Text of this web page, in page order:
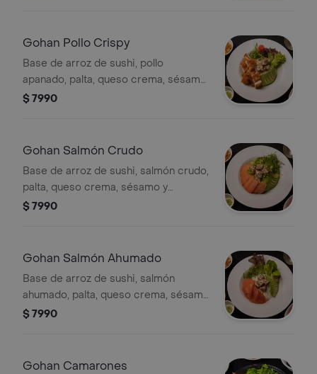
Gohan Pollo Crispy
Base de arroz de sushi, pollo
apanado, palta, queso crema, sésamo
y cebollín. Elige con qué salsa lo
$ 7990
Gohan Salmón Crudo
Base de arroz de sushi, salmón crudo,
palta, queso crema, sésamo y
cebollín. Elige con qué salsa lo
$ 7990
Gohan Salmón Ahumado
Base de arroz de sushi, salmón
ahumado, palta, queso crema, sésamo
y cebollín. Elige con qué salsa lo
$ 7990
Gohan Camarones